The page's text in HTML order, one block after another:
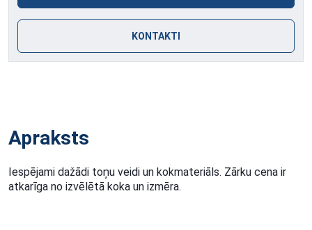
KONTAKTI
Apraksts
Iespējami dažādi toņu veidi un kokmateriāls. Zārku cena ir
atkarīga no izvēlētā koka un izmēra.